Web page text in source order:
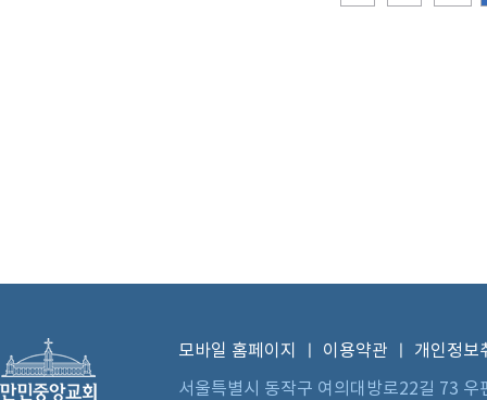
모바일 홈페이지 이용약관
개인정보
서울특별시 동작구 여의대방로22길 73